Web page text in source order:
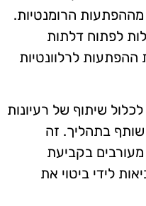
מההפתעות הרומנטיות.
לפתוח דלתות
ההפתעות לרלוונטיות
שיתוף של רעיונות
בתהליך. זה
בקביעת
לידי ביטוי את